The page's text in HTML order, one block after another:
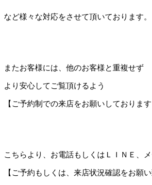
など様々な対応をさせて頂いております。
またお客様には、他のお客様と重複せず
より安心してご覧頂けるよう
【ご予約制での来店をお願いしております
こちらより、お電話もしくはＬＩＮＥ、
【ご予約もしくは、来店状況確認をお願い